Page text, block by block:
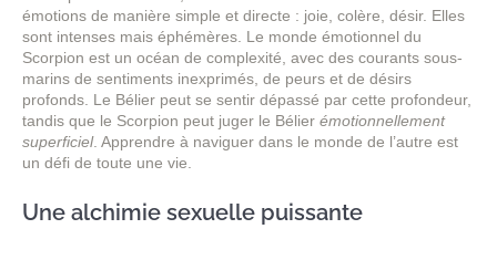
émotions de manière simple et directe : joie, colère, désir. Elles
sont intenses mais éphémères. Le monde émotionnel du
Scorpion est un océan de complexité, avec des courants sous-
marins de sentiments inexprimés, de peurs et de désirs
profonds. Le Bélier peut se sentir dépassé par cette profondeur,
tandis que le Scorpion peut juger le Bélier émotionnellement
superficiel. Apprendre à naviguer dans le monde de l’autre est
un défi de toute une vie.
Une alchimie sexuelle puissante